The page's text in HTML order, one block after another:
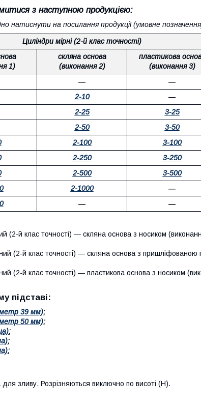
з наступною продукцією:
натиснути на посилання продукції (умовне
Циліндри мірні (2-й клас точності)
1)
скляна основа
(виконання 2)
пластикова
(виконання 3)
―
―
2-10
―
2-25
3-25
2-50
3-50
2-100
3-100
2-250
3-250
2-500
3-500
2-1000
―
― ―
(2-й клас точності) ― скляна основа з носиком
(2-й клас точності) ― скляна основа з пришліфованою
(2-й клас точності) ― пластикова основа з носиком
підставі:
39 мм);
50 мм);
;
;
;
зливу. Розрізняються виключно по висоті (Н).